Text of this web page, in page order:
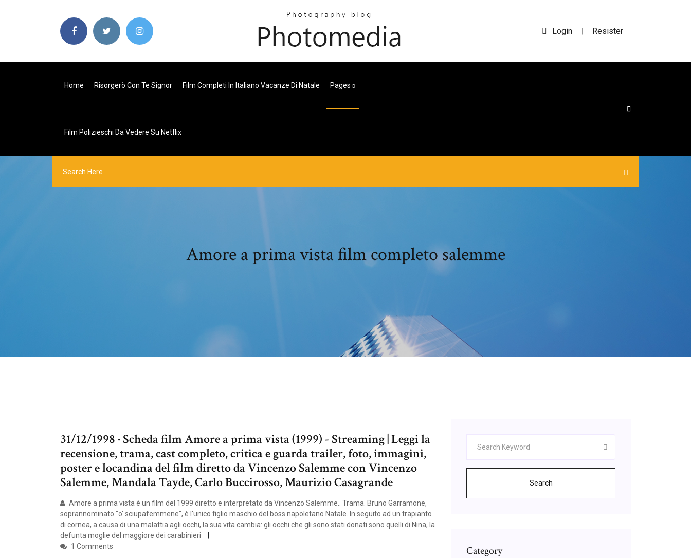
Login | Resister
Home Risorgerò Con Te Signor Film Completi In Italiano Vacanze Di Natale Pages
Film Polizieschi Da Vedere Su Netflix
Amore a prima vista film completo salemme
31/12/1998 · Scheda film Amore a prima vista (1999) - Streaming | Leggi la
recensione, trama, cast completo, critica e guarda trailer, foto, immagini,
poster e locandina del film diretto da Vincenzo Salemme con Vincenzo
Salemme, Mandala Tayde, Carlo Buccirosso, Maurizio Casagrande
Amore a prima vista è un film del 1999 diretto e interpretato da Vincenzo Salemme.. Trama. Bruno Garramone,
soprannominato "o' sciupafemmene", è l'unico figlio maschio del boss napoletano Natale. In seguito ad un trapianto
di cornea, a causa di una malattia agli occhi, la sua vita cambia: gli occhi che gli sono stati donati sono quelli di Nina, la
defunta moglie del maggiore dei carabinieri
1 Comments
Search
Category